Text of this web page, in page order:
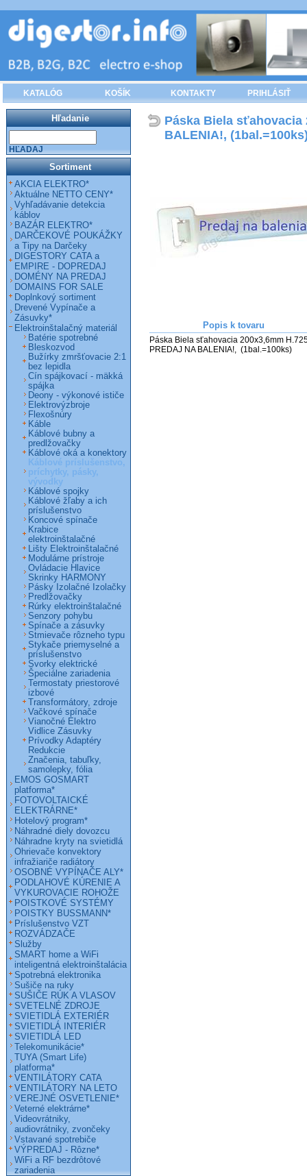
KATALÓG KOŠÍK KONTAKTY PRIHLÁSIŤ
Páska Biela sťahovacia
BALENIA!,
Popis k tovaru
Páska Biela sťahovacia 200x3,6mm
PREDAJ NA BALENIA!,  (1bal.=100ks)
Hľadanie
HĽADAJ
Sortiment
AKCIA ELEKTRO*
Aktuálne NETTO CENY*
Vyhľadávanie detekcia
káblov
BAZÁR ELEKTRO*
DARČEKOVÉ POUKÁŽKY
a Tipy na Darčeky
DIGESTORY CATA a
EMPIRE - DOPREDAJ
DOMÉNY NA PREDAJ
DOMAINS FOR SALE
Doplnkový sortiment
Drevené Vypínače a
Zásuvky*
Elektroinštalačný materiál
Batérie spotrebné
Bleskozvod
Bužírky zmršťovacie 2:1
bez lepidla
Cín spájkovací - mäkká
spájka
Deony - výkonové ističe
Elektrovýzbroje
Flexošnúry
Káble
Káblové bubny a
predlžovačky
Káblové oká a konektory
Káblové príslušenstvo,
príchytky, pásky,
vývodky
Káblové spojky
Káblové žľaby a ich
príslušenstvo
Koncové spínače
Krabice
elektroinštalačné
Lišty Elektroinštalačné
Modulárne prístroje
Ovládacie Hlavice
Skrinky HARMONY
Pásky Izolačné Izolačky
Predlžovačky
Rúrky elektroinštalačné
Senzory pohybu
Spínače a zásuvky
Stmievače rôzneho typu
Stykače priemyselné a
príslušenstvo
Svorky elektrické
Špeciálne zariadenia
Termostaty priestorové
izbové
Transformátory, zdroje
Vačkové spínače
Vianočné Elektro
Vidlice Zásuvky
Prívodky Adaptéry
Redukcie
Značenia, tabuľky,
samolepky, fólia
EMOS GOSMART
platforma*
FOTOVOLTAICKÉ
ELEKTRÁRNE*
Hotelový program*
Náhradné diely dovozcu
Náhradne kryty na svietidlá
Ohrievače konvektory
infražiariče radiátory
OSOBNÉ VYPÍNAČE ALY*
PODLAHOVÉ KÚRENIE A
VYKUROVACIE ROHOŽE
POISTKOVÉ SYSTÉMY
POISTKY BUSSMANN*
Príslušenstvo VZT
ROZVÁDZAČE
Služby
SMART home a WiFi
inteligentná elektroinštalácia
Spotrebná elektronika
Sušiče na ruky
SUŠIČE RÚK A VLASOV
SVETELNÉ ZDROJE
SVIETIDLÁ EXTERIÉR
SVIETIDLÁ INTERIÉR
SVIETIDLÁ LED
Telekomunikácie*
TUYA (Smart Life)
platforma*
VENTILÁTORY CATA
VENTILÁTORY NA LETO
VEREJNÉ OSVETLENIE*
Veterné elektrárne*
Videovrátniky,
audiovrátniky, zvončeky
Vstavané spotrebiče
VÝPREDAJ - Rôzne*
WiFi a RF bezdrôtové
zariadenia